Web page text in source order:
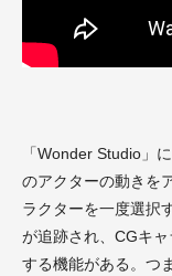
「Wonder Studio」
のアクターの動きを
ラクターを一度選択
が追跡され、CGキ
する機能がある。つ